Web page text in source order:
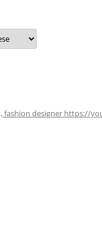
fashion designer https://